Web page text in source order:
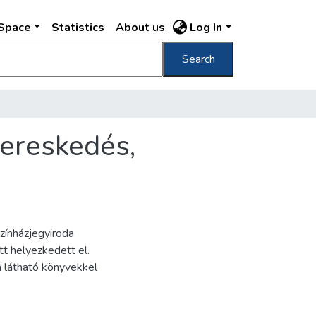
Statistics About us Log In
Search
helyezkedett el.
látható könyvekkel